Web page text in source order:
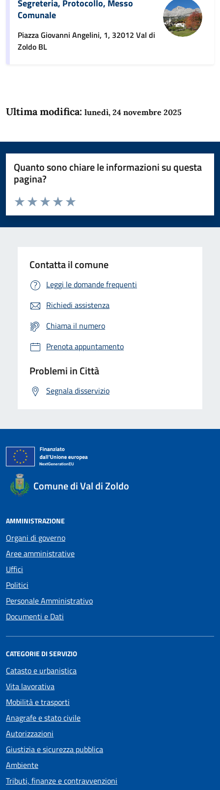
Segreteria, Protocollo, Messo
Comunale
Piazza Giovanni Angelini, 1, 32012 Val di
Zoldo BL
Ultima modifica: lunedì, 24 novembre 2025
Quanto sono chiare le informazioni su questa
pagina?
Domanda
Valuta da 1 a 5 stelle la pagina
Valuta 5 stelle su 5
Valuta 4 stelle su 5
Valuta 3 stelle su 5
Valuta 2 stelle su 5
Valuta 1 stelle su 5
Contatta il comune
Leggi le domande frequenti
Richiedi assistenza
Chiama il numero
Prenota appuntamento
Problemi in Città
Segnala disservizio
Comune di Val di Zoldo
AMMINISTRAZIONE
Organi di governo
Aree amministrative
Uffici
Politici
Personale Amministrativo
Documenti e Dati
CATEGORIE DI SERVIZIO
Catasto e urbanistica
Vita lavorativa
Mobilità e trasporti
Anagrafe e stato civile
Autorizzazioni
Giustizia e sicurezza pubblica
Ambiente
Tributi, finanze e contravvenzioni